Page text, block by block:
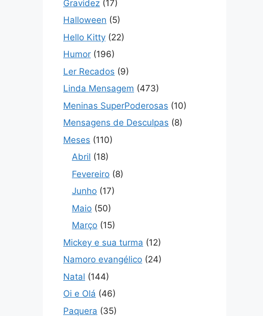
Gravidez (17)
Halloween (5)
Hello Kitty (22)
Humor (196)
Ler Recados (9)
Linda Mensagem (473)
Meninas SuperPoderosas (10)
Mensagens de Desculpas (8)
Meses (110)
Abril (18)
Fevereiro (8)
Junho (17)
Maio (50)
Março (15)
Mickey e sua turma (12)
Namoro evangélico (24)
Natal (144)
Oi e Olá (46)
Paquera (35)